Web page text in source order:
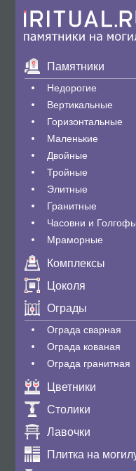
Памятники
Недорогие
Вертикальные
Горизонтальные
Маленькие
Двойные
Тройные
Элитные
Гранитные
Часовни и Голгофы
Мраморные
Комплексы
Цоколя
Ограды
Ограда сварная
Ограда кованая
Ограда гранитная
Цветники
Столики
Лавочки
Плитка на